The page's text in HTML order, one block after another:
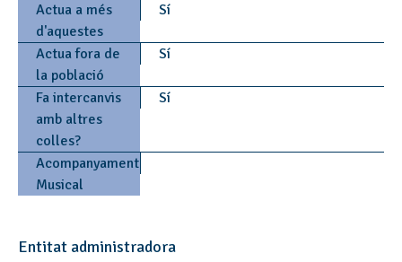
Actua a més
d'aquestes
Sí
Actua fora de
la població
Sí
Fa intercanvis
amb altres
colles?
Sí
Acompanyament
Musical
Entitat administradora